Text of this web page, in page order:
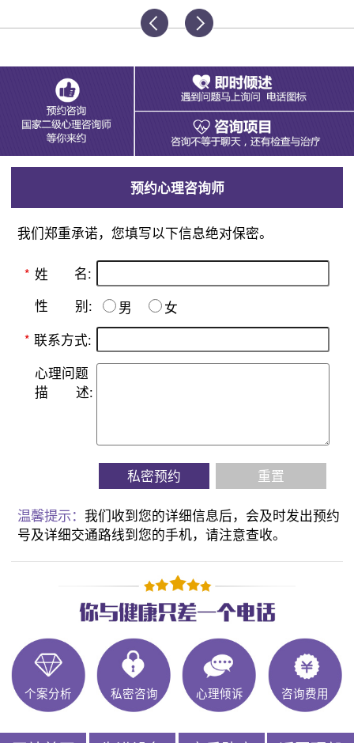
预约心理咨询师
我们郑重承诺，您填写以下信息绝对保密。
* 姓 名:
性 别: 男
女
* 联系方式:
心理问题
描
述:
私密预约 重置
温馨提示：我们收到您的详细信息后，会及时发出预约
号及详细交通路线到您的手机，请注意查收。
个案分析 私密咨询 心理倾诉 咨询费用